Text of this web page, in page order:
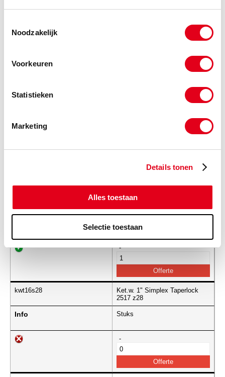
Noodzakelijk
Voorkeuren
Statistieken
Marketing
Details tonen
Alles toestaan
Selectie toestaan
Ket.w. 1" Simplex Taperlock
Stuks
-
kwt16s28
Ket.w. 1" Simplex Taperlock
2517 z28
Info Stuks
-